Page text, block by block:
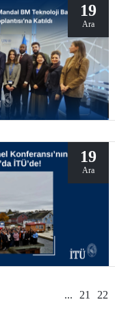
19
Ara
19
Ara
... 21 22